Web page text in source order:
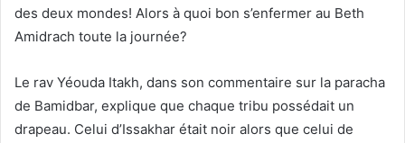
des deux mondes! Alors à quoi bon s’enfermer au Beth
Amidrach toute la journée?
Le rav Yéouda Itakh, dans son commentaire sur la paracha
de Bamidbar, explique que chaque tribu possédait un
drapeau. Celui d’Issakhar était noir alors que celui de